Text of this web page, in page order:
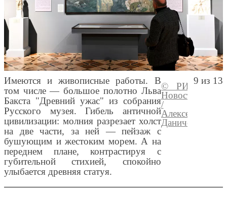
Имеются и живописные работы. В
том числе — большое полотно Льва
Бакста "Древний ужас" из собрания
Русского музея. Гибель античной
цивилизации: молния разрезает холст
на две части, за ней — пейзаж с
бушующим и жестоким морем. А на
переднем плане, контрастируя с
губительной стихией, спокойно
улыбается древняя статуя.
© РИА
Новости
/
Алексей
Даничев
9 из 13